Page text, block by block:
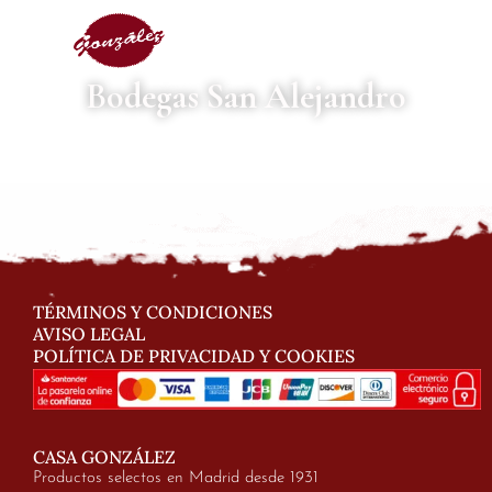
Bodegas San Alejandro
TÉRMINOS Y CONDICIONES
AVISO LEGAL
POLÍTICA DE PRIVACIDAD Y COOKIES
CASA GONZÁLEZ
Productos selectos en Madrid desde 1931